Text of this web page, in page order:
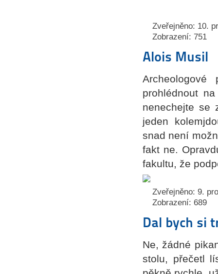
Zveřejněno: 10.
Zobrazení: 751
Alois Musil
prohlédnout
nenechejte se
jeden
snad není
fakt ne.
fakultu, že
Zveřejněno: 9.
Zobrazení: 689
Dal bych si
Ne, žádné
stolu, přečetl